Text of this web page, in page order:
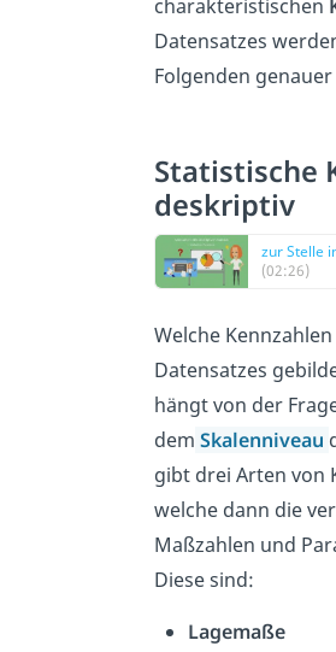
charakteristischen
Datensatzes
Folgenden
Statistische
deskriptiv
zur Stelle
(02:26)
Welche
Datensatzes
hängt von der
dem Skalenniveau
gibt drei Arten von
welche dann die
Maßzahlen und
Diese sind:
Lagemaße